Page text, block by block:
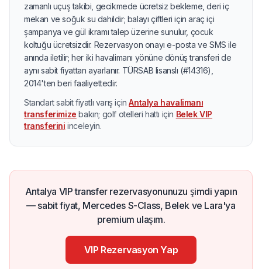
zamanlı uçuş takibi, gecikmede ücretsiz bekleme, deri iç
mekan ve soğuk su dahildir; balayı çiftleri için araç içi
şampanya ve gül ikramı talep üzerine sunulur, çocuk
koltuğu ücretsizdir. Rezervasyon onayı e-posta ve SMS ile
anında iletilir; her iki havalimanı yönüne dönüş transferi de
aynı sabit fiyattan ayarlanır. TÜRSAB lisanslı (#14316),
2014'ten beri faaliyettedir.
Standart sabit fiyatlı varış içinAntalya havalimanı
transferimize bakın; golf otelleri hattı için Belek VIP
transferini inceleyin.
Antalya VIP transfer rezervasyonunuzu şimdi yapın
— sabit fiyat, Mercedes S-Class, Belek ve Lara'ya
premium ulaşım.
VIP Rezervasyon Yap